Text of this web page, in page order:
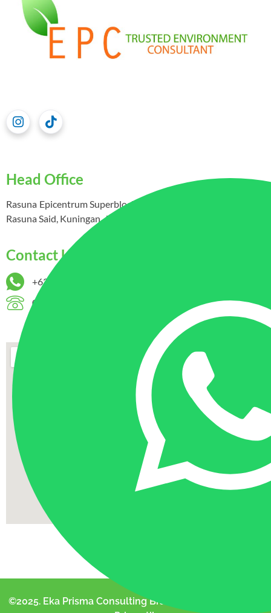
Head Office
Rasuna Epicentrum Superblock Epiwalk Lantai 5 B511 – Jl. HR
Rasuna Said, Kuningan, Jakarta Selatan 12940
Contact Us
+62 852-8573-0916
021-86908595; 021-86908596
©2025. Eka Prisma Consulting Brand Of PT. Cahaya Eka